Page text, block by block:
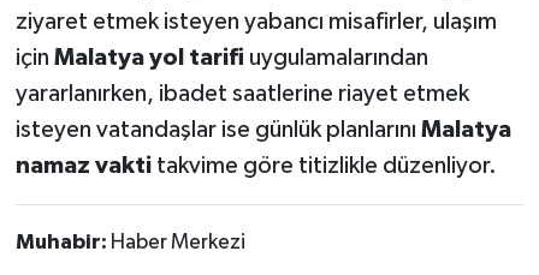
ziyaret etmek isteyen yabancı misafirler, ulaşım
için Malatya yol tarifi uygulamalarından
yararlanırken, ibadet saatlerine riayet etmek
isteyen vatandaşlar ise günlük planlarını Malatya
namaz vaktitakvime göre titizlikle düzenliyor.
Muhabir: Haber Merkezi